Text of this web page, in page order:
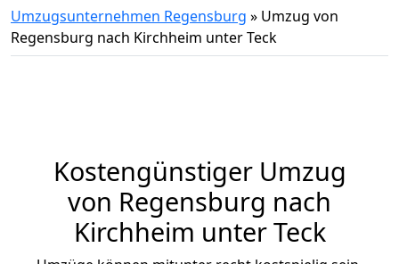
Umzugsunternehmen Regensburg » Umzug von
Regensburg nach Kirchheim unter Teck
Kostengünstiger Umzug
von Regensburg nach
Kirchheim unter Teck